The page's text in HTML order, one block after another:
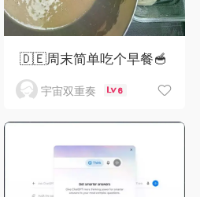
🇩🇪周末简单吃个早餐🥣
宇宙双重奏 6